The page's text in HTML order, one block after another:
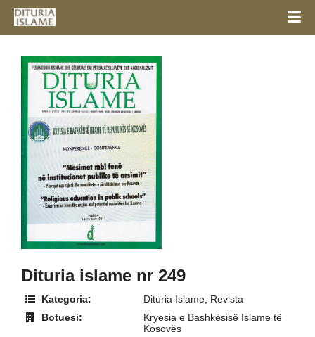
Dituria islame nr 249
Kategoria: Dituria Islame Revista
Botuesi:
Kryesia e Bashkësisë Islame të
Kosovës